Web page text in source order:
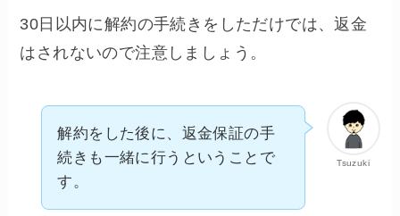
30日以内に解約の手続きをしただけでは、返金
はされないので注意しましょう。
Tsuzuki
解約をした後に、返金保証の手
続きも一緒に行うということで
す。